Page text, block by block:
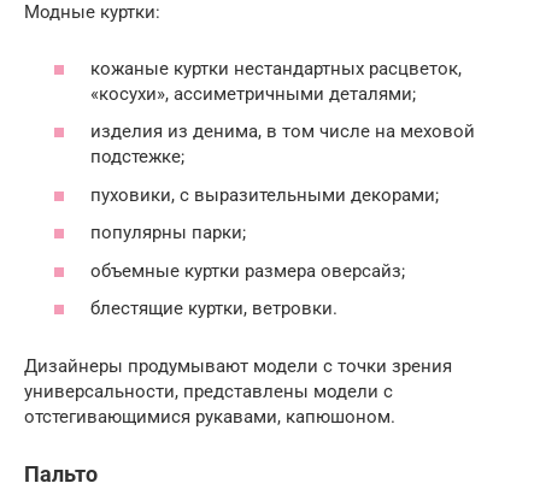
Модные куртки:
кожаные куртки нестандартных расцветок,
«косухи», ассиметричными деталями;
изделия из денима, в том числе на меховой
подстежке;
пуховики, с выразительными декорами;
популярны парки;
объемные куртки размера оверсайз;
блестящие куртки, ветровки.
Дизайнеры продумывают модели с точки зрения
универсальности, представлены модели с
отстегивающимися рукавами, капюшоном.
Пальто